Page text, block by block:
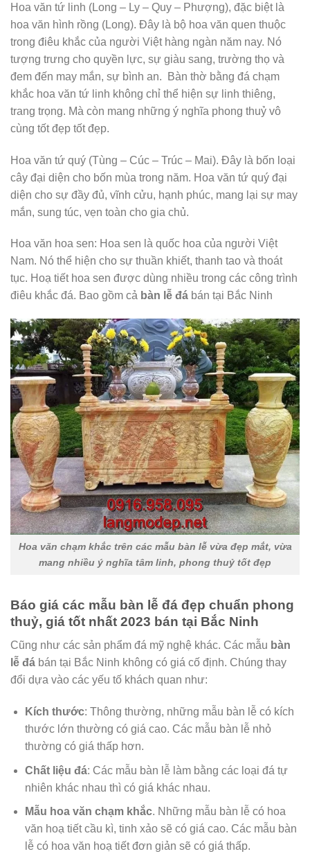
Hoa văn tứ linh (Long – Ly – Quy – Phượng), đặc biệt là
hoa văn hình rồng (Long). Đây là bộ hoa văn quen thuộc
trong điêu khắc của người Việt hàng ngàn năm nay. Nó
tượng trưng cho quyền lực, sự giàu sang, trường thọ và
đem đến may mắn, sự bình an. Bàn thờ bằng đá chạm
khắc hoa văn tứ linh không chỉ thể hiện sự linh thiêng,
trang trọng. Mà còn mang những ý nghĩa phong thuỷ vô
cùng tốt đẹp tốt đẹp.
Hoa văn tứ quý (Tùng – Cúc – Trúc – Mai). Đây là bốn loại
cây đại diện cho bốn mùa trong năm. Hoa văn tứ quý đại
diện cho sự đầy đủ, vĩnh cửu, hạnh phúc, mang lại sự may
mắn, sung túc, vẹn toàn cho gia chủ.
Hoa văn hoa sen: Hoa sen là quốc hoa của người Việt
Nam. Nó thể hiện cho sự thuần khiết, thanh tao và thoát
tục. Hoạ tiết hoa sen được dùng nhiều trong các công trình
điêu khắc đá. Bao gồm cả bàn lễ đá bán tại Bắc Ninh
Hoa văn chạm khắc trên các mẫu bàn lễ vừa đẹp mắt, vừa
mang nhiều ý nghĩa tâm linh, phong thuỷ tốt đẹp
Báo giá các mẫu bàn lễ đá đẹp chuẩn phong
thuỷ, giá tốt nhất 2023 bán tại Bắc Ninh
Cũng như các sản phẩm đá mỹ nghệ khác. Các mẫu bàn
lễ đá bán tại Bắc Ninh không có giá cố định. Chúng thay
đổi dựa vào các yếu tố khách quan như:
Kích thước: Thông thường, những mẫu bàn lễ có kích
thước lớn thường có giá cao. Các mẫu bàn lễ nhỏ
thường có giá thấp hơn.
Chất liệu đá: Các mẫu bàn lễ làm bằng các loại đá tự
nhiên khác nhau thì có giá khác nhau.
Mẫu hoa văn chạm khắc. Những mẫu bàn lễ có hoa
văn hoạ tiết cầu kì, tinh xảo sẽ có giá cao. Các mẫu bàn
lễ có hoa văn hoạ tiết đơn giản sẽ có giá thấp.